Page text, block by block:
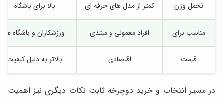
تحمل وزن کمتر از مدل های حرفه ای بالا برای باشگاه
مناسب برای افراد معمولی و مبتدی ورزشکاران و باشگاه ها
قیمت اقتصادی بالاتر به دلیل کیفیت
در مسیر انتخاب و خرید دوچرخه ثابت نکات دیگری نیز اهمیت